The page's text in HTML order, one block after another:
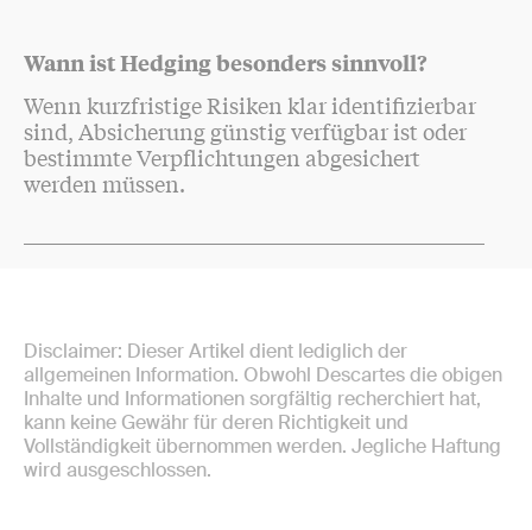
Wann ist Hedging besonders sinnvoll?
Wenn kurzfristige Risiken klar identifizierbar
sind, Absicherung günstig verfügbar ist oder
bestimmte Verpflichtungen abgesichert
werden müssen.
Disclaimer: Dieser Artikel dient lediglich der
allgemeinen Information. Obwohl Descartes die obigen
Inhalte und Informationen sorgfältig recherchiert hat,
kann keine Gewähr für deren Richtigkeit und
Vollständigkeit übernommen werden. Jegliche Haftung
wird ausgeschlossen.